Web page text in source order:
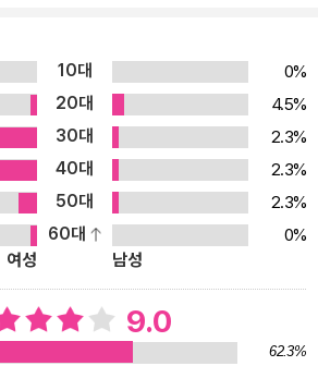
실적으로 피부에 와닿지 않는 다른 세상 이
다. 그런데 이제 시대가 변했다. 누구나 자기
나눌 수 있는 세상이다. 우리가 평범하다 말
야기가 사랑받고 있다. 내 일상과 크게 다를
도 할 수 있겠다’라는 자신감을 우리 안에
마음을 깊이 파고든다. 어쩌면 우리가 아무
정하고 싶지 않아서 사용했던 ‘여자라서’,
원하게 깨부순다. 그리고 우리 사실은 무엇
는 확신을 나눠준다. 사회가, 타인이 슬픔
지 않고 하고 싶은 일만 하며 즐겁게 ‘잘 사
10대
0%
20대
4.5%
30대
2.3%
40대
2.3%
50대
2.3%
60대
0%
여성
남성
9.0
62.3%